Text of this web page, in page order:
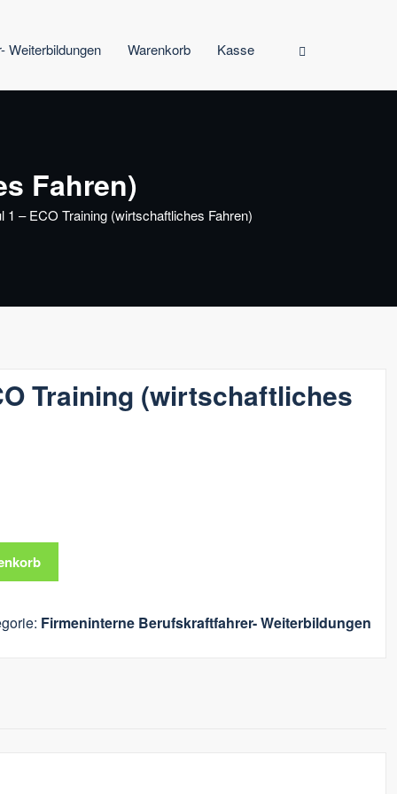
Weiterbildungen Warenkorb Kasse
Fahren)
1 – ECO Training (wirtschaftliches Fahren)
Training (wirtschaftliches
Firmeninterne Berufskraftfahrer- Weiterbildungen